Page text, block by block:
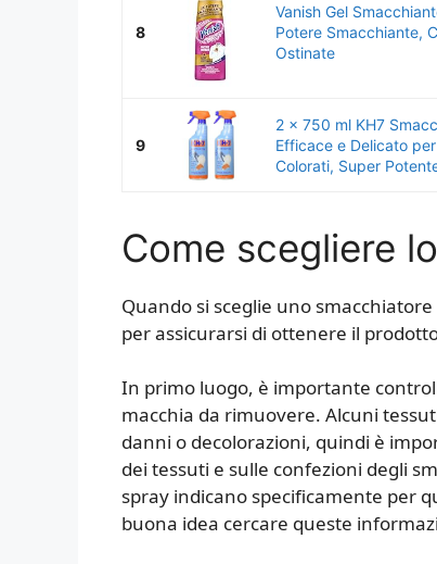
8
Vanish Gel
Potere Smacchiante,
Ostinate
9
2 x 750 ml KH7
Efficace e Delicato
Colorati, Super
Come scegliere
Quando si sceglie uno
per assicurarsi di ottenere il
In primo luogo, è importante
macchia da rimuovere. Alcuni
danni o decolorazioni, quindi è
dei tessuti e sulle confezioni degli
spray indicano specificamente per
buona idea cercare queste